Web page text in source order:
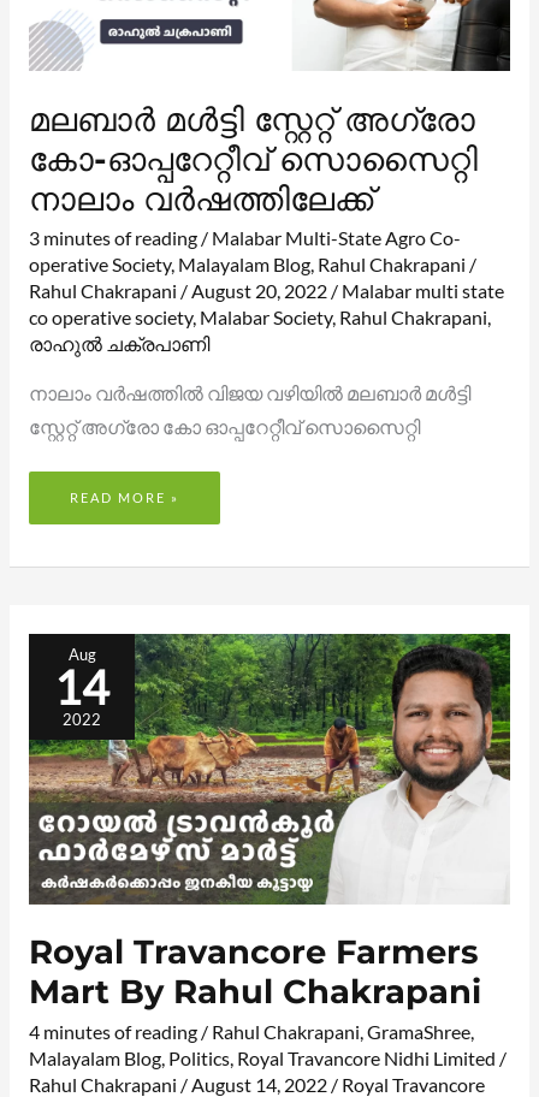
മലബാർ മൾട്ടി സ്റ്റേറ്റ് അഗ്രോ
കോ-ഓപ്പറേറ്റീവ് സൊസൈറ്റി
നാലാം വർഷത്തിലേക്ക്
3 minutes of reading/ Malabar Multi-State Agro Co-
operative Society, Malayalam Blog, Rahul Chakrapani /
Rahul Chakrapani /August 20, 2022 / Malabar multi state
co operative society, Malabar Society, Rahul Chakrapani,
രാഹുൽ ചക്രപാണി
നാലാം വർഷത്തിൽ വിജയ വഴിയിൽ മലബാർ മൾട്ടി
സ്റ്റേറ്റ് അഗ്രോ കോ ഓപ്പറേറ്റീവ് സൊസൈറ്റി
READ MORE »
Aug
14
2022
Royal Travancore Farmers
Mart By Rahul Chakrapani
4 minutes of reading/ Rahul Chakrapani GramaShree,
Malayalam Blog, Politics, Royal Travancore Nidhi Limited /
Rahul Chakrapani / August 14, 2022 / Royal Travancore
ROYAL
TRAVANCORE
FARMERS
MART
BY
RAHUL
CHAKRAPANI